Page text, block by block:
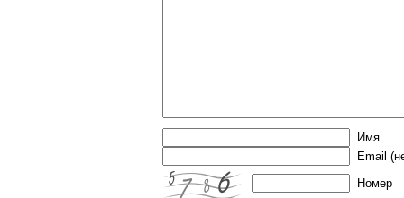
Имя
Email
Номер